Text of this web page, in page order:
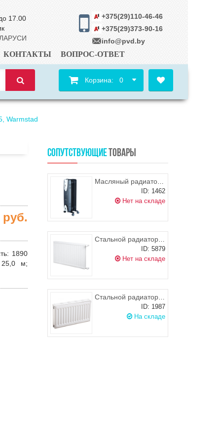
17.00
+375(29)110-46-46
+375(29)373-90-16
info@pvd.by
КОНТАКТЫ ВОПРОС-ОТВЕТ
Корзина: 0
Warmstad
руб.
: 1890
м;
СОПУТСТВУЮЩИЕТОВАРЫ
Масляный радиатор Rolsen ROH-C5
ID: 1462
Нет на складе
Стальной радиатор KORADO RADIK KLASIK 21 900x900 (боковое подключение), 1579-2493 Вт
ID: 5879
Нет на складе
Стальной радиатор PRADO Classic 11 500х600 (боковое подключение), 520-720 Вт
ID: 1987
На складе